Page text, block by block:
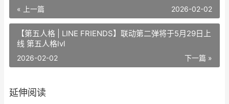
« 上一篇 2026-02-02
【第五人格 | LINE FRIENDS】联动第二弹将于5月29日上
线 第五人格lvl
下一篇 »
2026-02-02
延伸阅读